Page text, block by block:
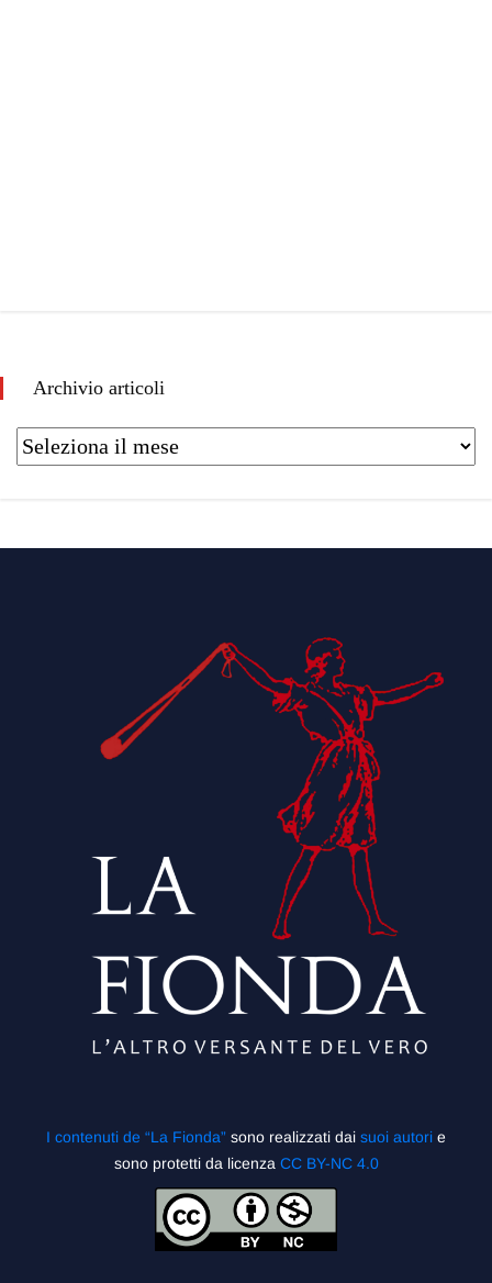
Archivio articoli
I contenuti de “La Fionda” sono realizzati dai suoi autori e
sono protetti da licenza CC BY-NC 4.0